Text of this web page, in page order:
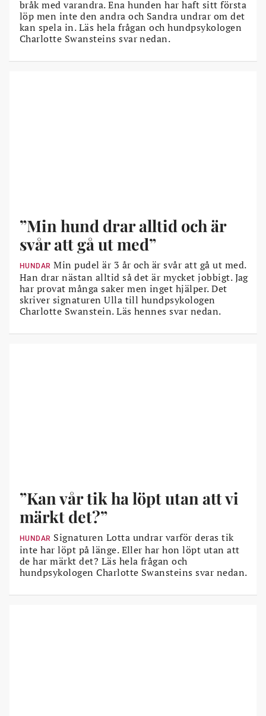
bråk med varandra. Ena hunden har haft sitt första
löp men inte den andra och Sandra undrar om det
kan spela in. Läs hela frågan och hundpsykologen
Charlotte Swansteins svar nedan.
”Min hund drar alltid och är
svår att gå ut med”
HUNDAR Min pudel är 3 år och är svår att gå ut med.
Han drar nästan alltid så det är mycket jobbigt. Jag
har provat många saker men inget hjälper. Det
skriver signaturen Ulla till hundpsykologen
Charlotte Swanstein. Läs hennes svar nedan.
”Kan vår tik ha löpt utan att vi
märkt det?”
HUNDAR Signaturen Lotta undrar varför deras tik
inte har löpt på länge. Eller har hon löpt utan att
de har märkt det? Läs hela frågan och
hundpsykologen Charlotte Swansteins svar nedan.